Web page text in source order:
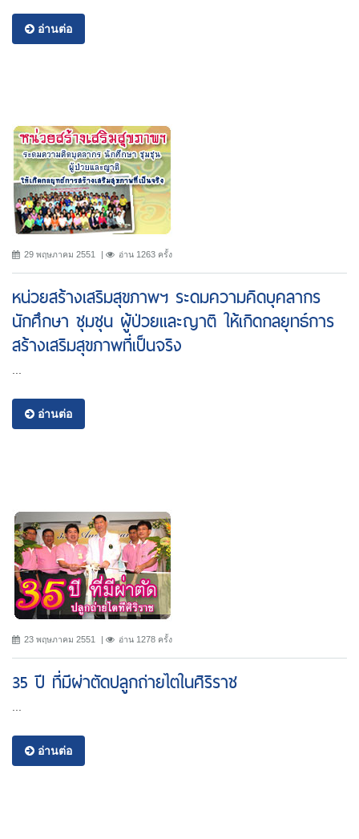
อ่านต่อ
29 พฤษภาคม 2551 อ่าน 1263 ครั้ง
หน่วยสร้างเสริมสุขภาพฯ ระดมความคิดบุคลากร
นักศึกษา ชุมชุน ผู้ป่วยและญาติ ให้เกิดกลยุทธ์การ
สร้างเสริมสุขภาพที่เป็นจริง
อ่านต่อ
23 พฤษภาคม 2551 อ่าน 1278 ครั้ง
35 ปี ที่มีผ่าตัดปลูกถ่ายไตในศิริราช
อ่านต่อ